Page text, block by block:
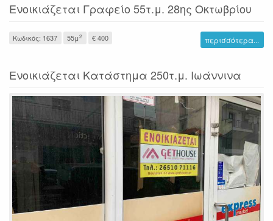
Ενοικιάζεται Γραφείο 55τ.μ. 28ης Οκτωβρίου
Κωδικός: 1637 55μ2 € 400 περισσότερα...
Ενοικιάζεται Κατάστημα 250τ.μ. Ιωάννινα